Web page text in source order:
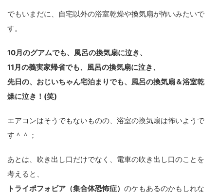
でもいまだに、自宅以外の浴室乾燥や換気扇が怖いみたいで
す。
10月のグアムでも、風呂の換気扇に泣き、
11月の義実家帰省でも、風呂の換気扇に泣き、
先日の、おじいちゃん宅泊まりでも、風呂の換気扇＆浴室乾
燥に泣き！(笑)
エアコンはそうでもないものの、浴室の換気扇は怖いようで
す＾＾；
あとは、吹き出し口だけでなく、電車の吹き出し口のことを
考えると、
トライポフォビア（集合体恐怖症） のケもあるのかもしれな